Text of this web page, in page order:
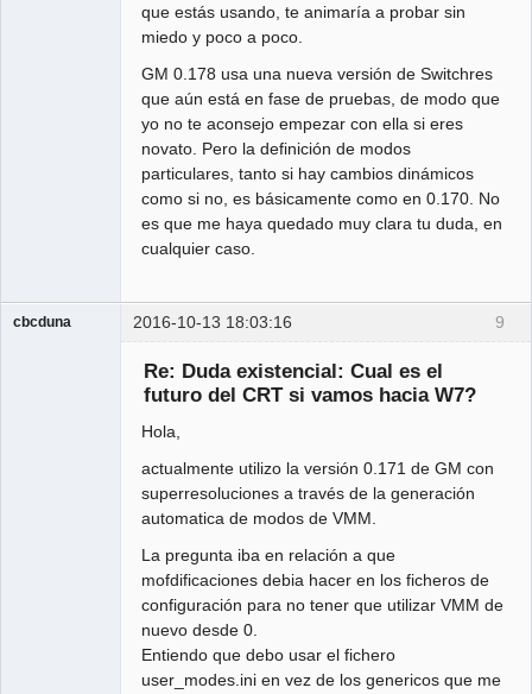
que estás usando, te animaría a probar sin
miedo y poco a poco.
GM 0.178 usa una nueva versión de Switchres
que aún está en fase de pruebas, de modo que
yo no te aconsejo empezar con ella si eres
novato. Pero la definición de modos
particulares, tanto si hay cambios dinámicos
como si no, es básicamente como en 0.170. No
es que me haya quedado muy clara tu duda, en
cualquier caso.
9
cbcduna 2016-10-13 18:03:16
Re: Duda existencial: Cual es el
futuro del CRT si vamos hacia W7?
Hola,
actualmente utilizo la versión 0.171 de GM con
superresoluciones a través de la generación
automatica de modos de VMM.
La pregunta iba en relación a que
mofdificaciones debia hacer en los ficheros de
configuración para no tener que utilizar VMM de
nuevo desde 0.
Entiendo que debo usar el fichero
user_modes.ini en vez de los genericos que me